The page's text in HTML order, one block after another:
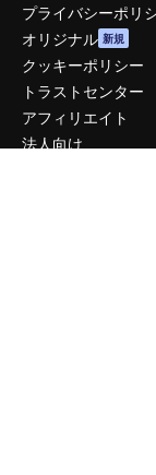
プライバシーポリ
オリジナル 新規
クッキーポリシー
トラストセンター
アフィリエイト
法人向け